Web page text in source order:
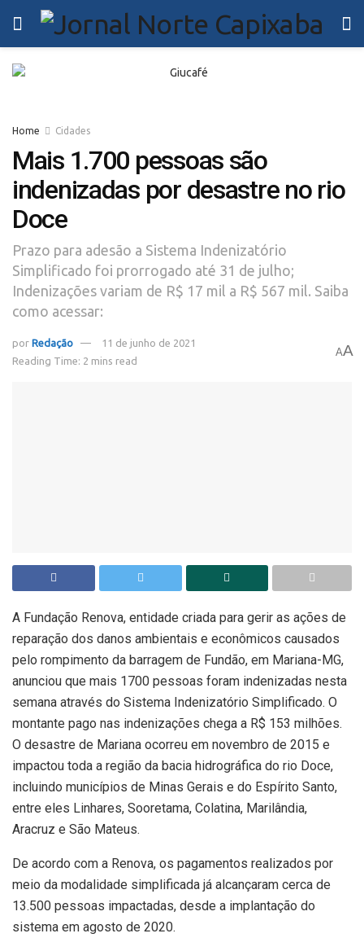
Home Cidades
Mais 1.700 pessoas são
indenizadas por desastre no rio
Doce
Prazo para adesão a Sistema Indenizatório
Simplificado foi prorrogado até 31 de julho;
Indenizações variam de R$ 17 mil a R$ 567 mil. Saiba
como acessar:
por Redação
11 de junho de 2021
Reading Time: 2 mins read
AA
A Fundação Renova, entidade criada para gerir as ações de
reparação dos danos ambientais e econômicos causados
pelo rompimento da barragem de Fundão, em Mariana-MG,
anunciou que mais 1700 pessoas foram indenizadas nesta
semana através do Sistema Indenizatório Simplificado. O
montante pago nas indenizações chega a R$ 153 milhões.
O desastre de Mariana ocorreu em novembro de 2015 e
impactou toda a região da bacia hidrográfica do rio Doce,
incluindo municípios de Minas Gerais e do Espírito Santo,
entre eles Linhares, Sooretama, Colatina, Marilândia,
Aracruz e São Mateus.
De acordo com a Renova, os pagamentos realizados por
meio da modalidade simplificada já alcançaram cerca de
13.500 pessoas impactadas, desde a implantação do
sistema em agosto de 2020.